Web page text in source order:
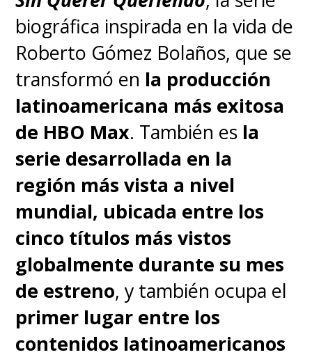
biográfica inspirada en la vida de
Roberto Gómez Bolaños, que se
transformó en la producción
latinoamericana más exitosa
de HBO Max. También es la
serie desarrollada en la
región más vista a nivel
mundial, ubicada entre los
cinco títulos más vistos
globalmente durante su mes
de estreno, y también ocupa el
primer lugar entre los
contenidos latinoamericanos